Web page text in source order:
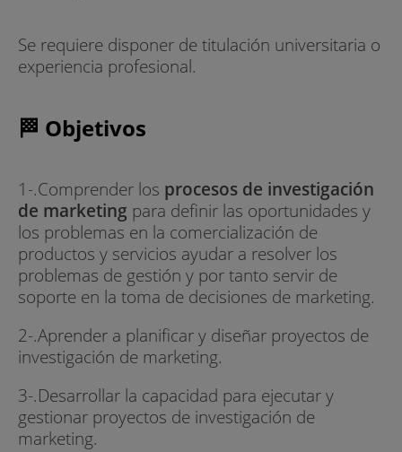
Se requiere disponer de titulación universitaria o
experiencia profesional.
🏁 Objetivos
1-.Comprender los procesos de investigación
de marketing para definir las oportunidades y
los problemas en la comercialización de
productos y servicios ayudar a resolver los
problemas de gestión y por tanto servir de
soporte en la toma de decisiones de marketing.
2-.Aprender a planificar y diseñar proyectos de
investigación de marketing.
3-.Desarrollar la capacidad para ejecutar y
gestionar proyectos de investigación de
marketing.